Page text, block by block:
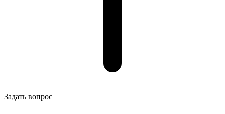
Задать вопрос